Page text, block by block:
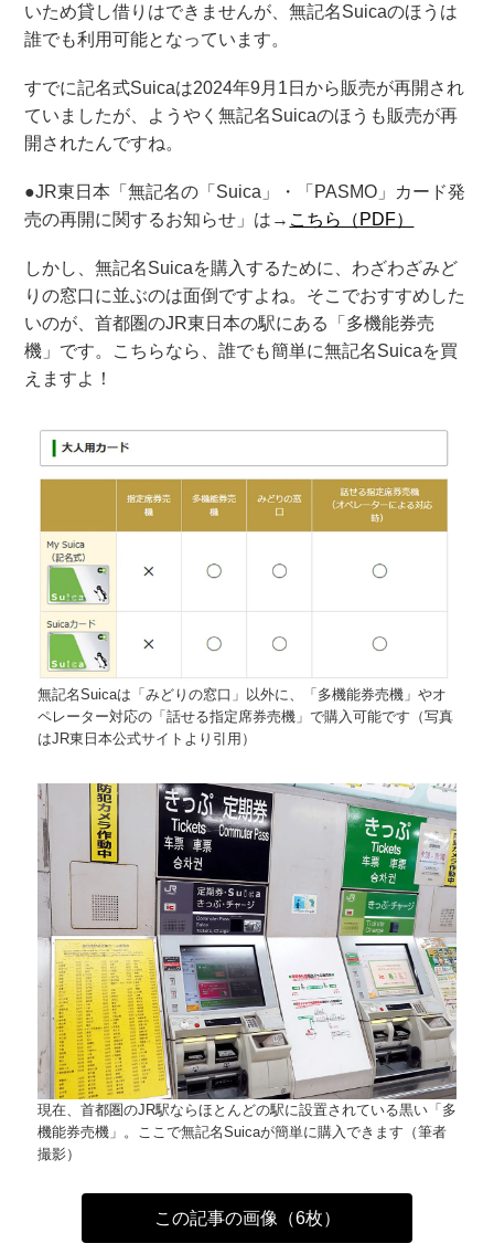
いため貸し借りはできませんが、無記名Suicaのほうは
誰でも利用可能となっています。
すでに記名式Suicaは2024年9月1日から販売が再開され
ていましたが、ようやく無記名Suicaのほうも販売が再
開されたんですね。
●JR東日本「無記名の「Suica」・「PASMO」カード発
売の再開に関するお知らせ」は→ こちら（PDF）
しかし、無記名Suicaを購入するために、わざわざみど
りの窓口に並ぶのは面倒ですよね。そこでおすすめした
いのが、首都圏のJR東日本の駅にある「多機能券売
機」です。こちらなら、誰でも簡単に無記名Suicaを買
えますよ！
無記名Suicaは「みどりの窓口」以外に、「多機能券売機」やオ
ペレーター対応の「話せる指定席券売機」で購入可能です（写真
はJR東日本公式サイトより引用）
現在、首都圏のJR駅ならほとんどの駅に設置されている黒い「多
機能券売機」。ここで無記名Suicaが簡単に購入できます（筆者
撮影）
この記事の画像（6枚）